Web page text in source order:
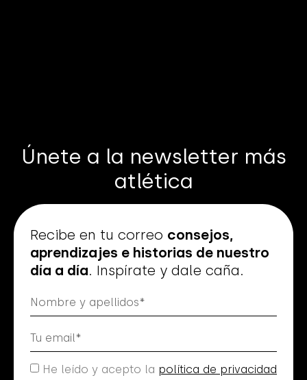
Únete a la newsletter más
atlética
Recibe en tu correo consejos,
aprendizajes e historias de nuestro
día a día. Inspírate y dale caña.
He leído y acepto la política de privacidad